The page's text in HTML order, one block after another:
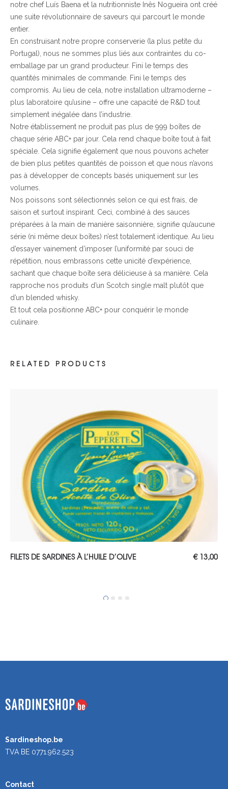
notre chef Luís Baena et la nutritionniste Inês Nogueira ont créé
une suite révolutionnaire de saveurs qui parcourt le monde
entier.
En construisant notre propre conserverie (la plus petite du
Portugal), nous ne sommes plus liés aux contraintes du co-
emballage par un grand producteur. Fini le temps des
quantités minimales de commande. Fini le temps des
compromis. Au lieu de cela, notre installation ultramoderne –
plus laboratoire qu’usine – offre une capacité de R&D tout
simplement inégalée dans l’industrie.
Notre établissement ne produit pas plus de 999 boîtes de
chaque série ABC+ par jour. Cela rend chaque boîte tout à fait
spéciale. Cela signifie également que nous pouvons acheter
de bien plus petites quantités de poisson et que nous n’avons
pas à développer de concepts basés uniquement sur les
volumes.
Nos poissons sont sélectionnés selon ce qui est frais, de
saison et surtout inspirant. Ceci, combiné à des sauces
préparées à la main de manière saisonnière, signifie qu’aucune
série (ni même deux boîtes) n’est totalement identique. Au lieu
d’essayer vainement d’imposer l’uniformité par souci de
répétition, nous embrassons cette unicité d’expérience,
sachant que chaque boîte sera délicieuse à sa manière. Cela
rapproche nos produits d’un Scotch single malt plutôt que
d’un blended whisky.
Et tout cela positionne ABC+ pour conquérir le monde
culinaire.
RELATED PRODUCTS
AJOUTER AU PANIER
FILETS DE SARDINES À L’HUILE D’OLIVE €13,00
Sardineshop.be
TVA BE 0771.962.523
Contact